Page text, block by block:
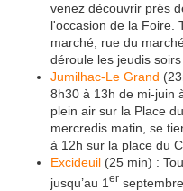
venez découvrir près
l'occasion de la Foire.
marché, rue du
déroule les jeudis
Jumilhac-Le Grand
8h30 à 13h de mi-juin
plein air sur la Place
mercredis matin, se
à 12h sur la place du
Excideuil (25 min) :
jusqu’au 1 er